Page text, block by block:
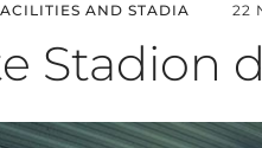
AND STADIA 22
Stadion